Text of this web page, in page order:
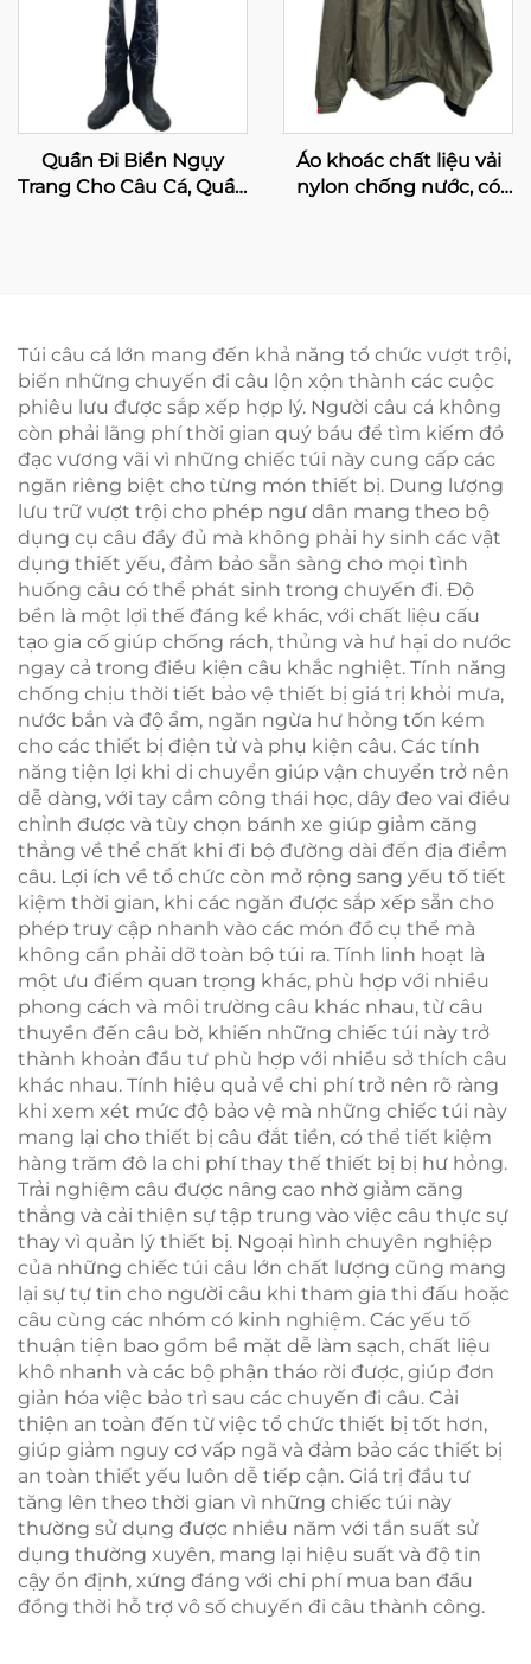
Quần Đi Biển Ngụy
Trang Cho Câu Cá, Quần
Áo khoác chất liệu vải
nylon chống nước, có
Túi câu cá lớn mang đến khả năng tổ chức vượt trội,
biến những chuyến đi câu lộn xộn thành các cuộc
phiêu lưu được sắp xếp hợp lý. Người câu cá không
còn phải lãng phí thời gian quý báu để tìm kiếm đồ
đạc vương vãi vì những chiếc túi này cung cấp các
ngăn riêng biệt cho từng món thiết bị. Dung lượng
lưu trữ vượt trội cho phép ngư dân mang theo bộ
dụng cụ câu đầy đủ mà không phải hy sinh các vật
dụng thiết yếu, đảm bảo sẵn sàng cho mọi tình
huống câu có thể phát sinh trong chuyến đi. Độ
bền là một lợi thế đáng kể khác, với chất liệu cấu
tạo gia cố giúp chống rách, thủng và hư hại do nước
ngay cả trong điều kiện câu khắc nghiệt. Tính năng
chống chịu thời tiết bảo vệ thiết bị giá trị khỏi mưa,
nước bắn và độ ẩm, ngăn ngừa hư hỏng tốn kém
cho các thiết bị điện tử và phụ kiện câu. Các tính
năng tiện lợi khi di chuyển giúp vận chuyển trở nên
dễ dàng, với tay cầm công thái học, dây đeo vai điều
chỉnh được và tùy chọn bánh xe giúp giảm căng
thẳng về thể chất khi đi bộ đường dài đến địa điểm
câu. Lợi ích về tổ chức còn mở rộng sang yếu tố tiết
kiệm thời gian, khi các ngăn được sắp xếp sẵn cho
phép truy cập nhanh vào các món đồ cụ thể mà
không cần phải dỡ toàn bộ túi ra. Tính linh hoạt là
một ưu điểm quan trọng khác, phù hợp với nhiều
phong cách và môi trường câu khác nhau, từ câu
thuyền đến câu bờ, khiến những chiếc túi này trở
thành khoản đầu tư phù hợp với nhiều sở thích câu
khác nhau. Tính hiệu quả về chi phí trở nên rõ ràng
khi xem xét mức độ bảo vệ mà những chiếc túi này
mang lại cho thiết bị câu đắt tiền, có thể tiết kiệm
hàng trăm đô la chi phí thay thế thiết bị bị hư hỏng.
Trải nghiệm câu được nâng cao nhờ giảm căng
thẳng và cải thiện sự tập trung vào việc câu thực sự
thay vì quản lý thiết bị. Ngoại hình chuyên nghiệp
của những chiếc túi câu lớn chất lượng cũng mang
lại sự tự tin cho người câu khi tham gia thi đấu hoặc
câu cùng các nhóm có kinh nghiệm. Các yếu tố
thuận tiện bao gồm bề mặt dễ làm sạch, chất liệu
khô nhanh và các bộ phận tháo rời được, giúp đơn
giản hóa việc bảo trì sau các chuyến đi câu. Cải
thiện an toàn đến từ việc tổ chức thiết bị tốt hơn,
giúp giảm nguy cơ vấp ngã và đảm bảo các thiết bị
an toàn thiết yếu luôn dễ tiếp cận. Giá trị đầu tư
tăng lên theo thời gian vì những chiếc túi này
thường sử dụng được nhiều năm với tần suất sử
dụng thường xuyên, mang lại hiệu suất và độ tin
cậy ổn định, xứng đáng với chi phí mua ban đầu
đồng thời hỗ trợ vô số chuyến đi câu thành công.